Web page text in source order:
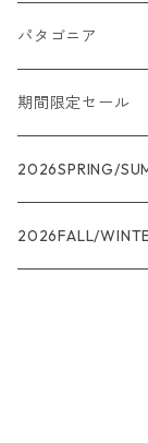
パタゴニア
メンズ
R1
R1エア
ウィメンズ
R1
ジャケット・ア
期間限定セール
★★★
レインウェアー
2026SPRING/
2026FALL/